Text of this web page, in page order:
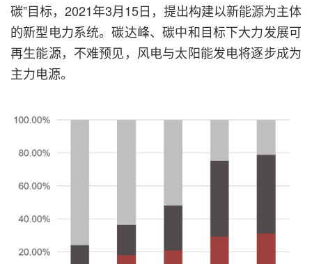
碳”目标，2021年3月15日，提出构建以新能源为主体
的新型电力系统。碳达峰、碳中和目标下大力发展可
再生能源，不难预见，风电与太阳能发电将逐步成为
主力电源。